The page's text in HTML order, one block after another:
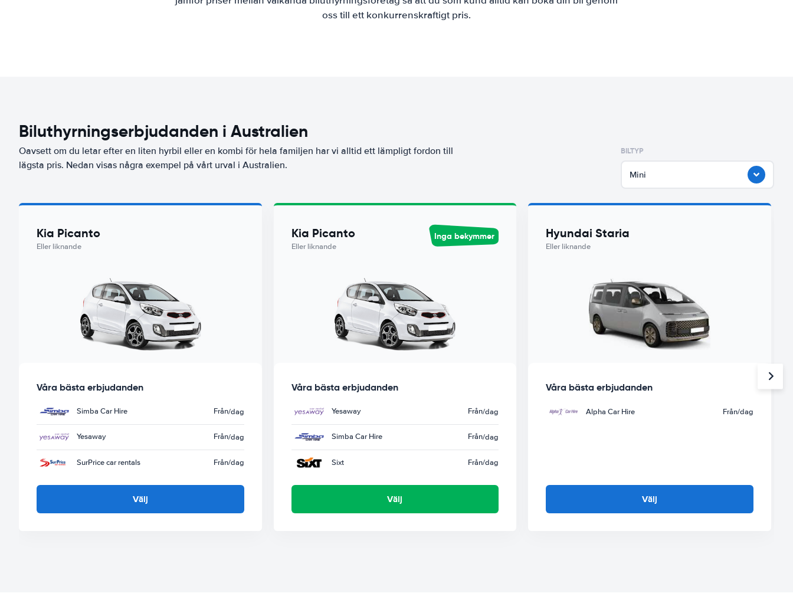
oss till ett konkurrenskraftigt pris.
Biluthyrningserbjudanden i Australien
Oavsett om du letar efter en liten hyrbil eller en kombi för hela familjen har vi alltid ett lämpligt fordon till
lägsta pris. Nedan visas några exempel på vårt urval i Australien.
BILTYP
Mini
Kia Picanto
Eller liknande
Våra bästa erbjudanden
Simba Car Hire Från/dag
Yesaway Från/dag
SurPrice car rentals Från/dag
Välj
Kia Picanto
Eller liknande
Inga bekymmer
Våra bästa erbjudanden
Yesaway Från/dag
Simba Car Hire Från/dag
Sixt Från/dag
Välj
Hyundai Staria
Eller liknande
Våra bästa erbjudanden
Alpha Car Hire Från/dag
Välj